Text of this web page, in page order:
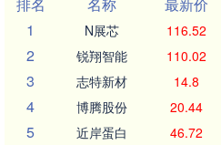
排名
名称 最新价
1
N展芯 116.52
2 锐翔智能 110.02
3 志特新材 14.8
4 博腾股份 20.44
5 近岸蛋白 46.72